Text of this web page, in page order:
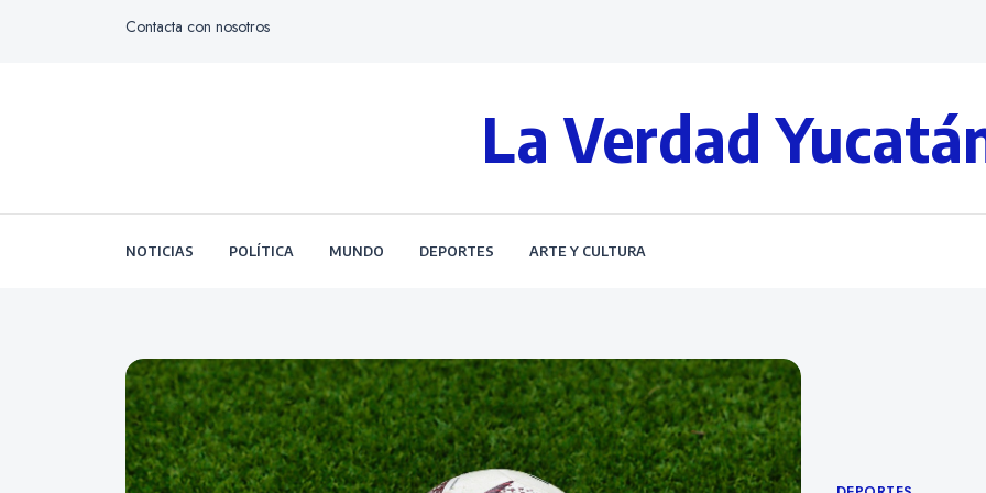
Contacta con nosotros
La Verdad
NOTICIAS POLÍTICA MUNDO DEPORTES ARTE Y CULTURA